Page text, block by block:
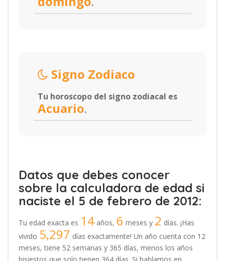
.
Signo Zodiaco
Tu horoscopo del signo zodiacal es
Acuario.
Datos que debes conocer
sobre la calculadora de edad si
naciste el 5 de febrero de 2012:
Tu edad exacta es 14 años, 6 meses y 2 días. ¡Has
vivido 5,297 días exactamente! Un año cuenta con 12
meses, tiene 52 semanas y 365 días, menos los años